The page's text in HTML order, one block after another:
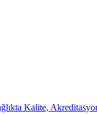
Kalite,